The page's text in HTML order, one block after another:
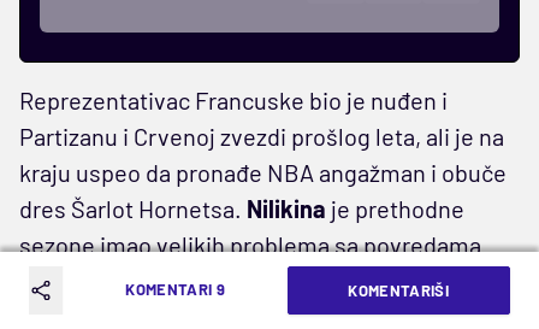
Reprezentativac Francuske bio je nuđen i
Partizanu i Crvenoj zvezdi prošlog leta, ali je na
kraju uspeo da pronađe NBA angažman i obuče
dres Šarlot Hornetsa. Nilikina je prethodne
sezone imao velikih problema sa povredama
koje su kumovale činjenici da je odigrao samo
KOMENTARI 9 KOMENTARIŠI